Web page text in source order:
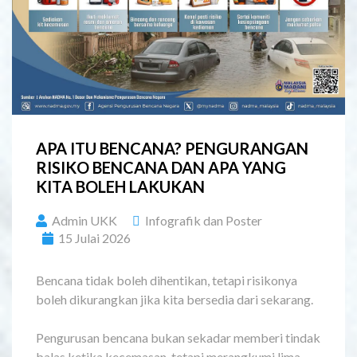
APA ITU BENCANA? PENGURANGAN
RISIKO BENCANA DAN APA YANG
KITA BOLEH LAKUKAN
Admin UKK
Infografik dan Poster
15 Julai 2026
Bencana tidak boleh dihentikan, tetapi risikonya
boleh dikurangkan jika kita bersedia dari sekarang.
Pengurusan bencana bukan sekadar memberi tindak